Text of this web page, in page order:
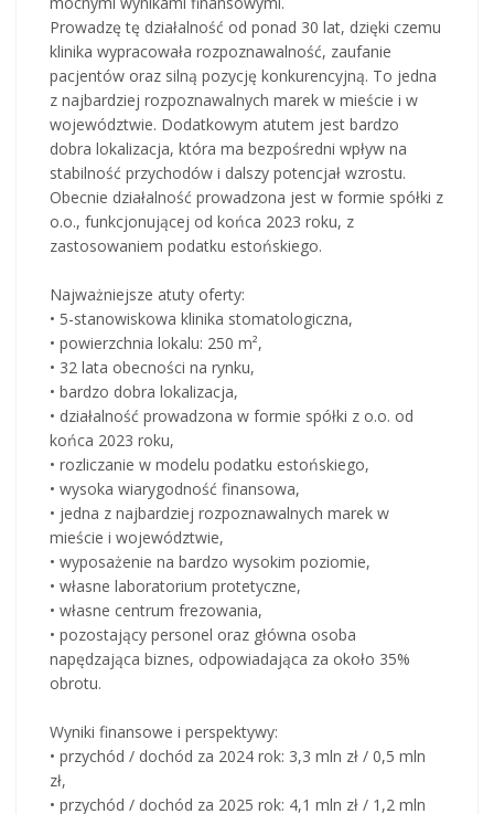
Prowadzę tę działalność od ponad 30 lat, dzięki czemu
klinika wypracowała rozpoznawalność, zaufanie
pacjentów oraz silną pozycję konkurencyjną. To jedna
z najbardziej rozpoznawalnych marek w mieście i w
województwie. Dodatkowym atutem jest bardzo
dobra lokalizacja, która ma bezpośredni wpływ na
stabilność przychodów i dalszy potencjał wzrostu.
Obecnie działalność prowadzona jest w formie spółki z
o.o., funkcjonującej od końca 2023 roku, z
zastosowaniem podatku estońskiego.
Najważniejsze atuty oferty:
• 5-stanowiskowa klinika stomatologiczna,
• powierzchnia lokalu: 250 m²,
• 32 lata obecności na rynku,
• bardzo dobra lokalizacja,
• działalność prowadzona w formie spółki z o.o. od
końca 2023 roku,
• rozliczanie w modelu podatku estońskiego,
• wysoka wiarygodność finansowa,
• jedna z najbardziej rozpoznawalnych marek w
mieście i województwie,
• wyposażenie na bardzo wysokim poziomie,
• własne laboratorium protetyczne,
• własne centrum frezowania,
• pozostający personel oraz główna osoba
napędzająca biznes, odpowiadająca za około 35%
obrotu.
Wyniki finansowe i perspektywy:
• przychód / dochód za 2024 rok: 3,3 mln zł / 0,5 mln
zł,
• przychód / dochód za 2025 rok: 4,1 mln zł / 1,2 mln